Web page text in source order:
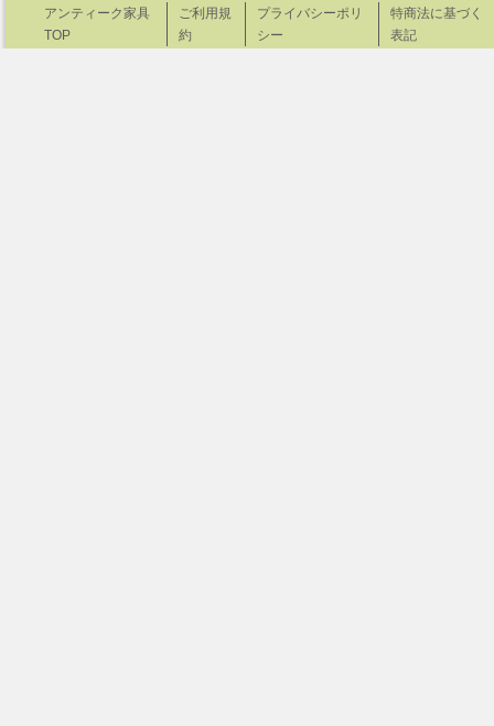
アンティーク家具
TOP
ご利用規
約
プライバシーポリ
シー
特商法に基づく
表記